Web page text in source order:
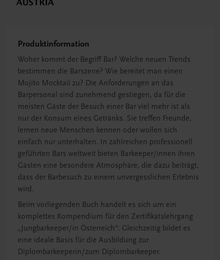
Produktinformation
Woher kommt der Begriff Bar? Welche neuen Trends
bestimmen die Barszene? Wie bereitet man einen
Mojito Mocktail zu? Die Anforderungen an das
Barpersonal sind zunehmend gestiegen, da für die
meisten Gäste der Besuch einer Bar viel mehr ist als
nur der Konsum eines Getränks. Sie treffen Freunde,
lernen neue Menschen kennen oder wollen sich
einfach nur unterhalten. In zahlreichen professionell
geführten Bars weltweit bieten Barkeeper/innen ihren
Gästen eine besondere Atmosphäre, die dazu beiträgt,
dass der Barbesuch zu einem unvergesslichen Erlebnis
wird.
Beim vorliegenden Buch handelt es sich um ein
komplettes Kompendium für den Zertifikatslehrgang
„Jungbarkeeper/in Österreich“. Gleichzeitig bildet es
eine ideale Basis für die Ausbildung zur
Diplombarkeeperin/zum Diplombarkeeper.